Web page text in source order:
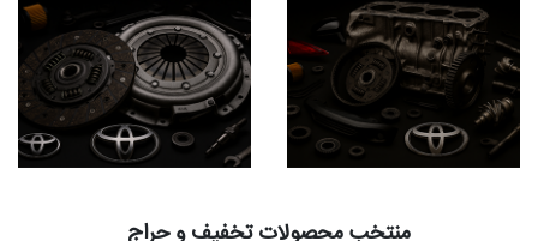
منتخب محصولات تخفیف و حراج